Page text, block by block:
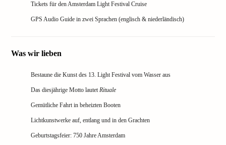
Tickets für den Amsterdam Light Festival Cruise
GPS Audio Guide in zwei Sprachen (englisch & niederländisch)
Was wir lieben
Bestaune die Kunst des 13. Light Festival vom Wasser aus
Das diesjährige Motto lautetRituale
Gemütliche Fahrt in beheizten Booten
Lichtkunstwerke auf, entlang und in den Grachten
Geburtstagsfeier: 750 Jahre Amsterdam